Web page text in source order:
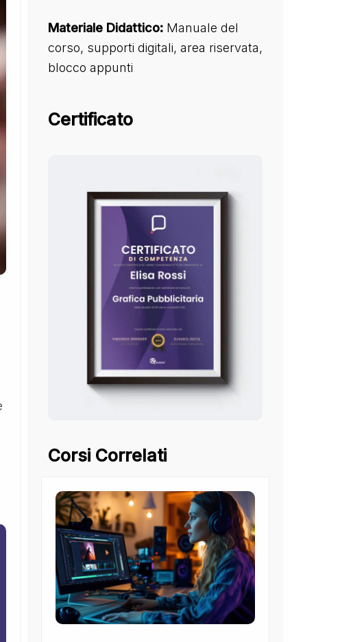
Materiale Didattico:Manuale del
corso, supporti digitali, area riservata,
blocco appunti
Certificato
Corsi Correlati